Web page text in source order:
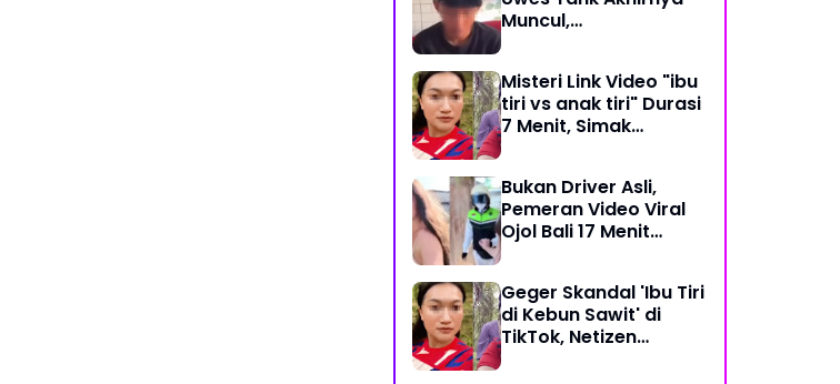
Muncul,
Misteri Link Video "ibu
tiri vs anak tiri" Durasi
7 Menit, Simak
Bukan Driver Asli,
Pemeran Video Viral
Ojol Bali 17 Menit
Geger Skandal 'Ibu Tiri
di Kebun Sawit' di
TikTok, Netizen